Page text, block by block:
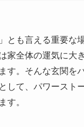
とも言える重要な
家全体の運気に大
す。そんな玄関を
して、パワースト
す。